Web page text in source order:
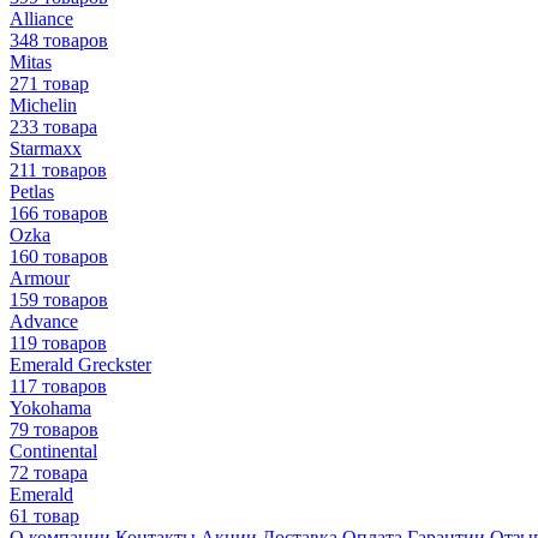
Alliance
348 товаров
Mitas
271 товар
Michelin
233 товара
Starmaxx
211 товаров
Petlas
166 товаров
Ozka
160 товаров
Armour
159 товаров
Advance
119 товаров
Emerald Greckster
117 товаров
Yokohama
79 товаров
Continental
72 товара
Emerald
61 товар